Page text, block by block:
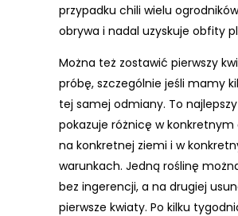
przypadku chili wielu
obrywa i nadal uzyskuje obfity
Można też zostawić pierwszy
próbę, szczególnie jeśli mamy
tej samej odmiany. To
pokazuje różnicę w konkretnym
na konkretnej ziemi i w
warunkach. Jedną roślinę
bez ingerencji, a na drugiej
pierwsze kwiaty. Po kilku